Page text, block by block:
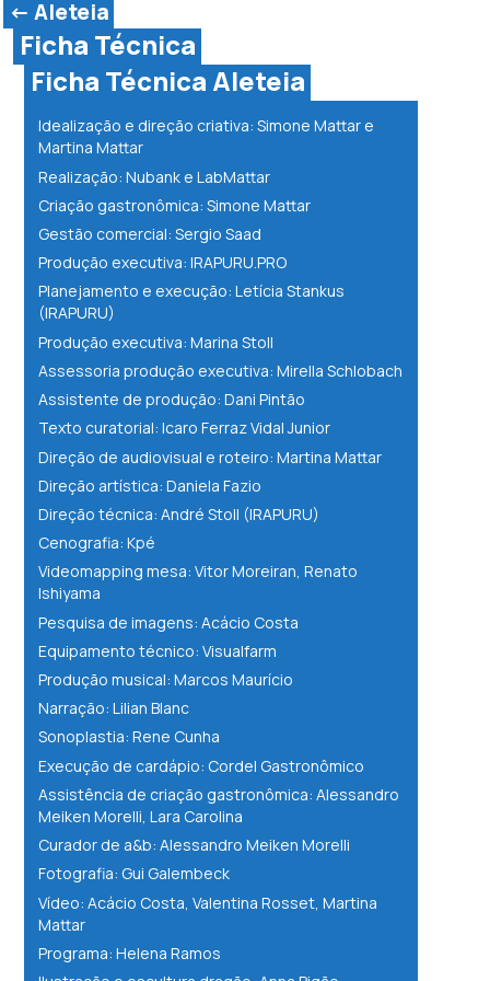
<- Aleteia
Ficha Técnica
Ficha Técnica Aleteia
Idealização e direção criativa: Simone Mattar e
Martina Mattar
Realização: Nubank e LabMattar
Criação gastronômica: Simone Mattar
Gestão comercial: Sergio Saad
Produção executiva: IRAPURU.PRO
Planejamento e execução: Letícia Stankus
(IRAPURU)
Produção executiva: Marina Stoll
Assessoria produção executiva: Mirella Schlobach
Assistente de produção: Dani Pintão
Texto curatorial: Icaro Ferraz Vidal Junior
Direção de audiovisual e roteiro: Martina Mattar
Direção artística: Daniela Fazio
Direção técnica: André Stoll (IRAPURU)
Cenografia: Kpé
Videomapping mesa: Vitor Moreiran, Renato
Ishiyama
Pesquisa de imagens: Acácio Costa
Equipamento técnico: Visualfarm
Produção musical: Marcos Maurício
Narração: Lilian Blanc
Sonoplastia: Rene Cunha
Execução de cardápio: Cordel Gastronômico
Assistência de criação gastronômica: Alessandro
Meiken Morelli, Lara Carolina
Curador de a&b: Alessandro Meiken Morelli
Fotografia: Gui Galembeck
Vídeo: Acácio Costa, Valentina Rosset, Martina
Mattar
Programa: Helena Ramos